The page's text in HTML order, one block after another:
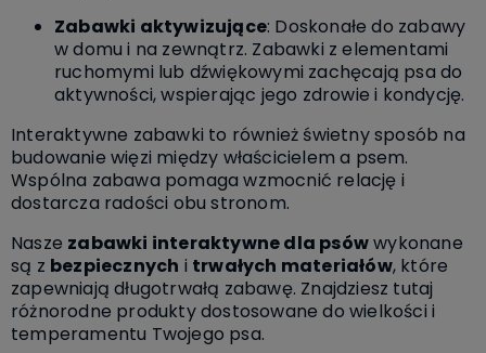
Zabawki aktywizujące: Doskonałe do zabawy
w domu i na zewnątrz. Zabawki z elementami
ruchomymi lub dźwiękowymi zachęcają psa do
aktywności, wspierając jego zdrowie i kondycję.
Interaktywne zabawki to również świetny sposób na
budowanie więzi między właścicielem a psem.
Wspólna zabawa pomaga wzmocnić relację i
dostarcza radości obu stronom.
Nasze zabawki interaktywne dla psówwykonane
są z bezpiecznych i trwałych materiałów, które
zapewniają długotrwałą zabawę. Znajdziesz tutaj
różnorodne produkty dostosowane do wielkości i
temperamentu Twojego psa.